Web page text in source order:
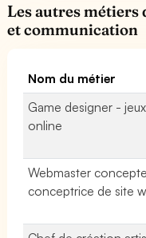
Les autres métiers
et communication
Nom du métier
Game designer -
online
Webmaster
conceptrice de site